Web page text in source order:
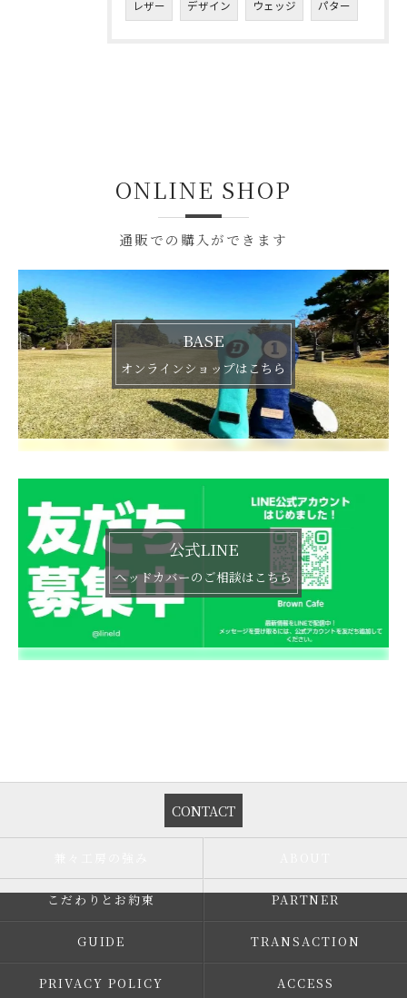
レザー デザイン ウェッジ パター
ONLINE SHOP
通販での購入ができます
BASE
オンラインショップはこちら
公式LINE
ヘッドカバーのご相談はこちら
CONTACT
こだわりとお約束 PARTNER
GUIDE TRANSACTION
PRIVACY POLICY ACCESS